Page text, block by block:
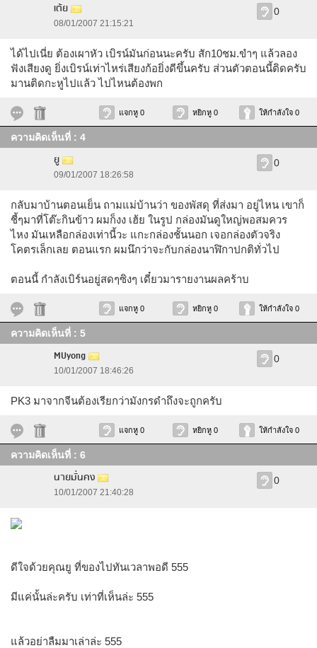
เต้ย
08/01/2007 21:15:21
0
ได้ไปเนี่ย ต้องเผาหัว เบิรน์มันก่อนนะครับ สัก10ชม.ขำๆ แล้วลอง
ฟังเสียงดู ยิ่งเบิรน์เท่าไหร่เสียงก้อยิ่งดีขึ้นครับ ส่วนตัวตอนนี้ติดครับ
มานติดกะหูไปแล้ว ไปไหนต้องพก
แจกหู 0 หยิกหู 0 ให้กำลังใจ 0
ความคิดเห็นที่ : 4
ยู
09/01/2007 18:26:58
0
กลับมาบ้านตอนเย็น ถามแม่บ้านว่า ของพัสดุ ที่ส่งมา อยู่ไหน เขาก็
ชี้ๆมาที่โต๊ะกินข้าว ผมก็งง เฮ้ย ในรูป กล่องมันดูใหญ่พอสมควร
ไหง มันเหลือกล่องเท่านี้วะ แกะกล่องชั้นนอก เจอกล่องตัวจริง
โคตรเล็กเลย ตอนแรก ผมนึกว่าจะกับกล่องนาฬิกาปกติทั่วไป
ตอนนี้ กำลังเบิร์นอยู่สดๆซิงๆ เดี๋ยวมารายงานผลคร้าบ
แจกหู 0 หยิกหู 0 ให้กำลังใจ 0
ความคิดเห็นที่ : 5
MUyong
10/01/2007 18:46:26
0
PK3 มาจากจีนต้องเรียกว่ามังกรดำถึงจะถูกครับ
แจกหู 0 หยิกหู 0 ให้กำลังใจ 0
ความคิดเห็นที่ : 6
นายมั่นคง
10/01/2007 21:40:28
0
ดีใจด้วยคุณยู ที่ของไปทันเวลาพอดี 555
มีแค่นั้นล่ะครับ เท่าที่เห็นล่ะ 555
แล้วอย่าลืมมาเล่าล่ะ 555